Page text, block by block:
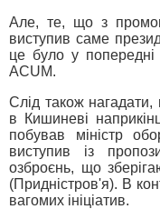
Але, те, що з
виступив саме
це було у
ACUM.
Слід також
в Кишиневі
побував міністр
виступив із
озброєнь, що
(Придністров'я). В
вагомих ініціатив.